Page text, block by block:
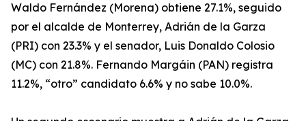
Waldo Fernández (Morena) obtiene 27.1%, seguido
por el alcalde de Monterrey, Adrián de la Garza
(PRI) con 23.3% y el senador, Luis Donaldo Colosio
(MC) con 21.8%. Fernando Margáin (PAN) registra
11.2%, “otro” candidato 6.6% y no sabe 10.0%.